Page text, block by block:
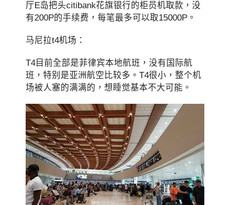
厅E岛把头citibank花旗银行的柜员机取款，没
有200P的手续费，每笔最多可以取15000P。
马尼拉t4机场：
T4目前全部是菲律宾本地航班，没有国际航
班，特别是亚洲航空比较多。T4很小，整个机
场被人塞的满满的，想睡觉基本不大可能。